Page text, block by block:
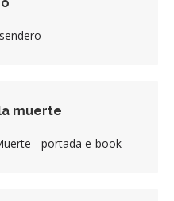
muerte